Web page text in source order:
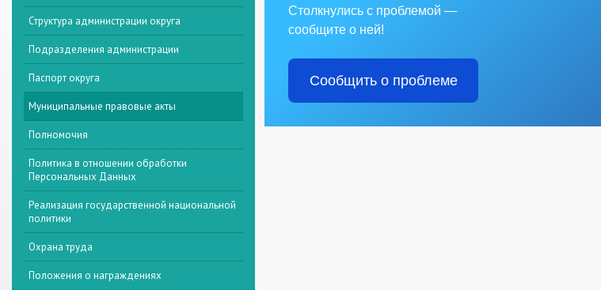
Столкнулись с проблемой —
сообщите о ней!
Сообщить о проблеме
Структура администрации округа
Подразделения администрации
Паспорт округа
Муниципальные правовые акты
Полномочия
Политика в отношении обработки
Персональных Данных
Реализация государственной национальной
политики
Охрана труда
Положения о награждениях